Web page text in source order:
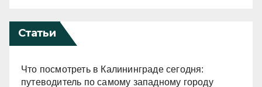
Статьи
Что посмотреть в Калининграде сегодня:
путеводитель по самому западному городу